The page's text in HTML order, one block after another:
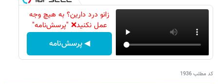
زانو درد دارین؟ به هیچ وجه
عمل نکنید❌ "پرسش‌نامه"
◀ پرسش‌نامه
کد مطلب1936